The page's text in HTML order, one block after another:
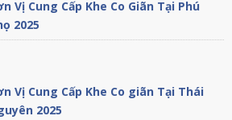
Vị Cung Cấp Khe Co Giãn Tại Phú
2025
Vị Cung Cấp Khe Co giãn Tại Thái
2025